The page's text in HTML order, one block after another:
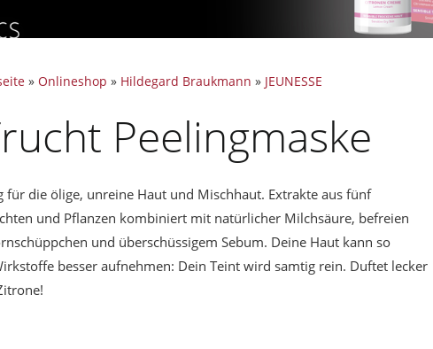
» Onlineshop » Hildegard Braukmann » JEUNESSE
Peelingmaske
für die ölige, unreine Haut und Mischhaut. Extrakte aus fünf
und Pflanzen kombiniert mit natürlicher Milchsäure, befreien
und überschüssigem Sebum. Deine Haut kann so
besser aufnehmen: Dein Teint wird samtig rein. Duftet lecker